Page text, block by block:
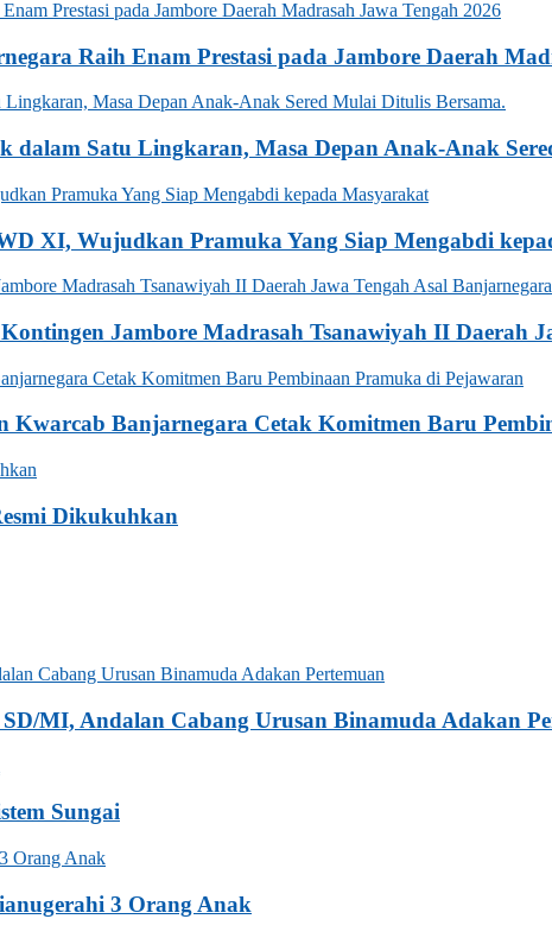
Raih Enam Prestasi pada Jambore Daerah
Satu Lingkaran, Masa Depan Anak-Anak
XI, Wujudkan Pramuka Yang Siap Mengabdi
Jambore Madrasah Tsanawiyah II Daerah
Banjarnegara Cetak Komitmen Baru
Dikukuhkan
MI, Andalan Cabang Urusan Binamuda Adakan
Sungai
3 Orang Anak